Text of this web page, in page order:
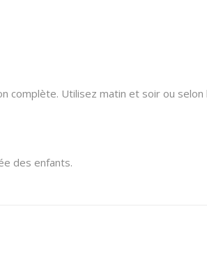
complète. Utilisez matin et soir ou selon
des enfants.